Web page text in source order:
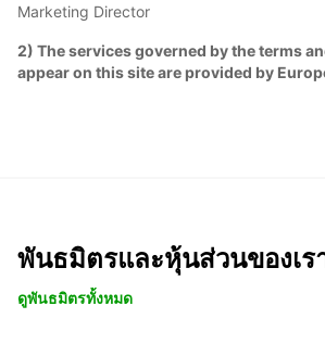
Marketing Director
2) The services governed by the terms
appear on this site are provided by
พันธมิตรและหุ้นส่วนของเร
ดูพันธมิตรทั้งหมด